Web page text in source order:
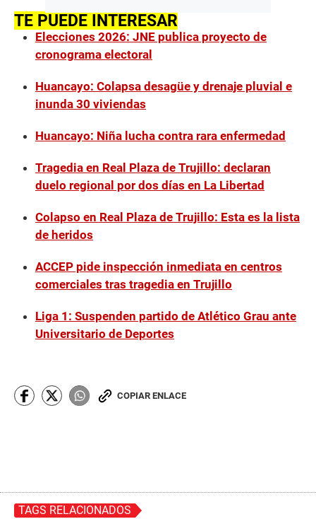
TE PUEDE INTERESAR
Elecciones 2026: JNE publica proyecto de
cronograma electoral
Huancayo: Colapsa desagüe y drenaje pluvial e
inunda 30 viviendas
Huancayo: Niña lucha contra rara enfermedad
Tragedia en Real Plaza de Trujillo: declaran
duelo regional por dos días en La Libertad
Colapso en Real Plaza de Trujillo: Esta es la lista
de heridos
ACCEP pide inspección inmediata en centros
comerciales tras tragedia en Trujillo
Liga 1: Suspenden partido de Atlético Grau ante
Universitario de Deportes
COPIAR ENLACE
TAGS RELACIONADOS